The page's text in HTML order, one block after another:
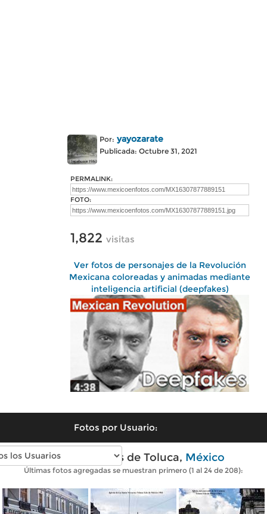
Por: yayozarate
Publicada: Octubre 31, 2021
PERMALINK:
FOTO:
1,822 visitas
Ver fotos de personajes de la Revolución
Mexicana coloreadas y animadas mediante
inteligencia artificial (deepfakes)
Fotos por Usuario:
Fotos antiguas de Toluca, México
Últimas fotos agregadas se muestran primero (1 al 24 de 208):